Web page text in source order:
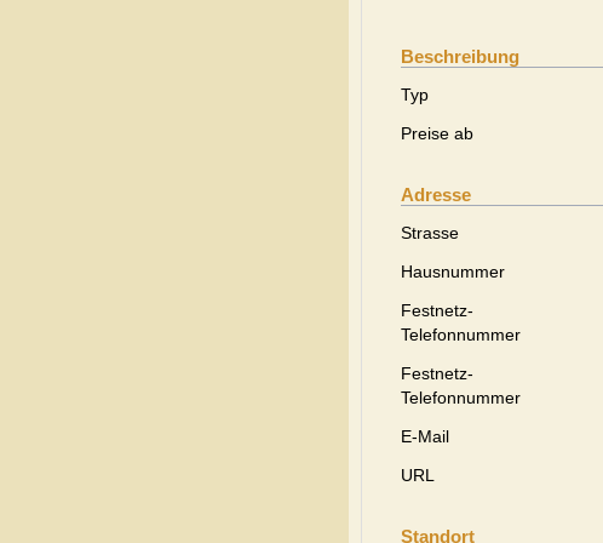
Beschreibung
Typ
Preise ab
Adresse
Strasse
Hausnummer
Festnetz-
Telefonnummer
Festnetz-
Telefonnummer
E-Mail
URL
Standort